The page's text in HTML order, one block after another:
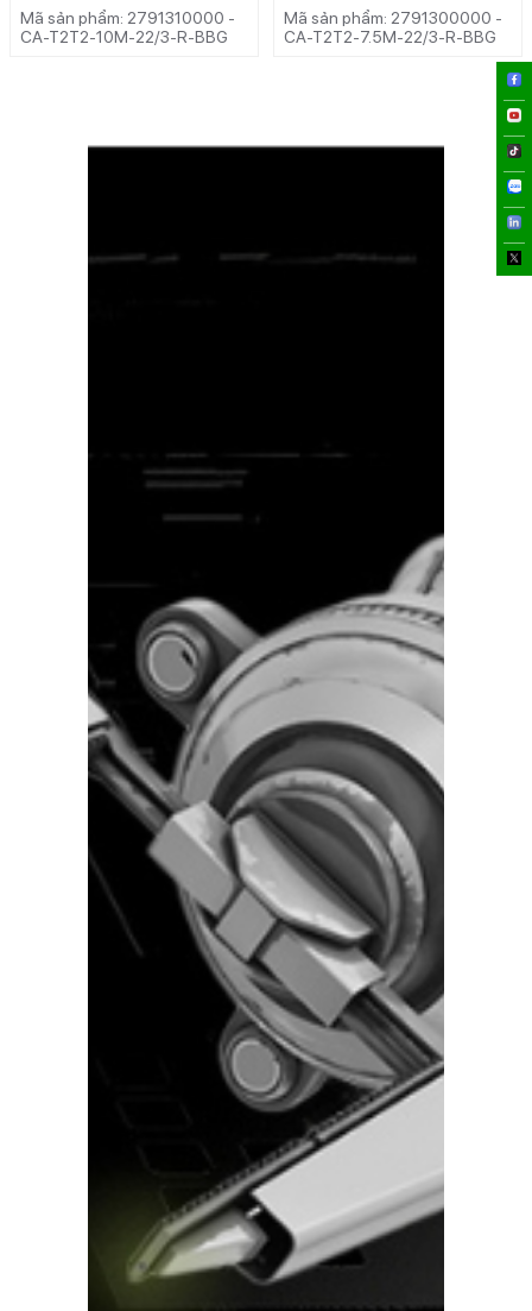
Mã sản phẩm: 2791310000 -
CA-T2T2-10M-22/3-R-BBG
Mã sản phẩm: 2791300000 -
CA-T2T2-7.5M-22/3-R-BBG